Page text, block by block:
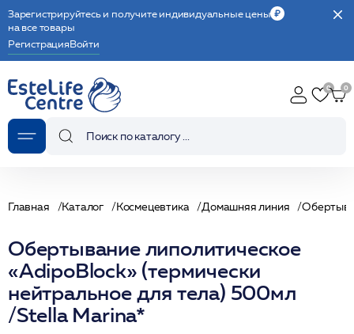
Зарегистрируйтесь и получите индивидуальные цены
на все товары
РегистрацияВойти
Главная Каталог Космецевтика Домашняя линия
Обертывание липолитическое
«AdipoBlock» (термически
нейтральное для тела) 500мл
/Stella Marina*